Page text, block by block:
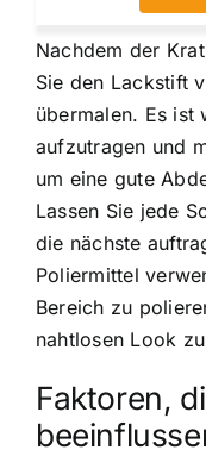
Nachdem der
Sie den Lackstift
übermalen. Es ist
aufzutragen und
um eine gute
Lassen Sie jede
die nächste
Poliermittel
Bereich zu
nahtlosen Look
Faktoren,